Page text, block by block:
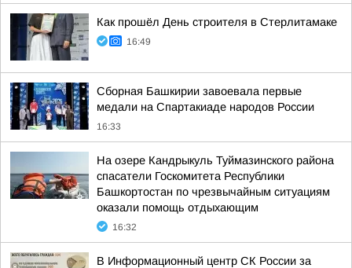
Как прошёл День строителя в Стерлитамаке
16:49
Сборная Башкирии завоевала первые
медали на Спартакиаде народов России
16:33
На озере Кандрыкуль Туймазинского района
спасатели Госкомитета Республики
Башкортостан по чрезвычайным ситуациям
оказали помощь отдыхающим
16:32
В Информационный центр СК России за